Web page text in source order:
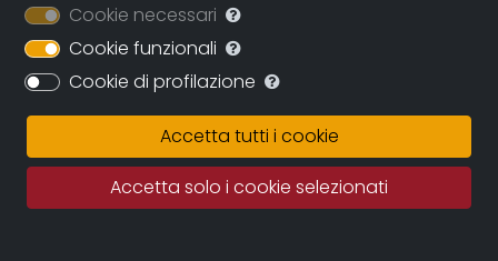
illimitato in cui conservare le opere, eleggendo ad uno
dei suoi obiettivi principali la conservazione della
memoria del documentario regionale e nazionale e
quindi della memoria per immagini tout court.
Fatto salvo il rigoroso rispetto dei diritti d’autore
questo grande archivio potrà diventare una fonte
importante per studiosi, studenti, porfessionisti in cui
Cookie necessari
Cookie funzionali
Cookie di profilazione
Accetta tutti i cookie
Accetta solo i cookie selezionati